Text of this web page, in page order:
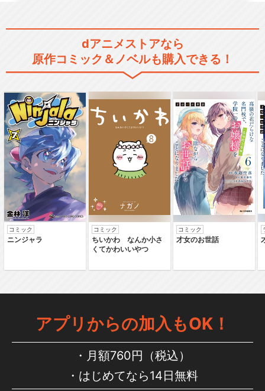
舞台「文豪ストレイドッグ
ス」千穐楽公演
舞台「文豪ストレイドッグ
ス 黒の時代」千穐楽公演
舞台「文豪ストレイドッグス
三社鼎立」千穐楽公演
序 」探偵社設立秘話
舞台「文豪ストレイドッグス
序 」太宰治の入社…
dアニメストアなら
原作コミック＆ノベルも購入できる！
コミック
ニンジャラ
コミック
ちいかわ なんか小さ
くてかわいいやつ
コミック
才女のお世話
アプリからの加入もOK！
月額760円（税込）
はじめてなら14日無料